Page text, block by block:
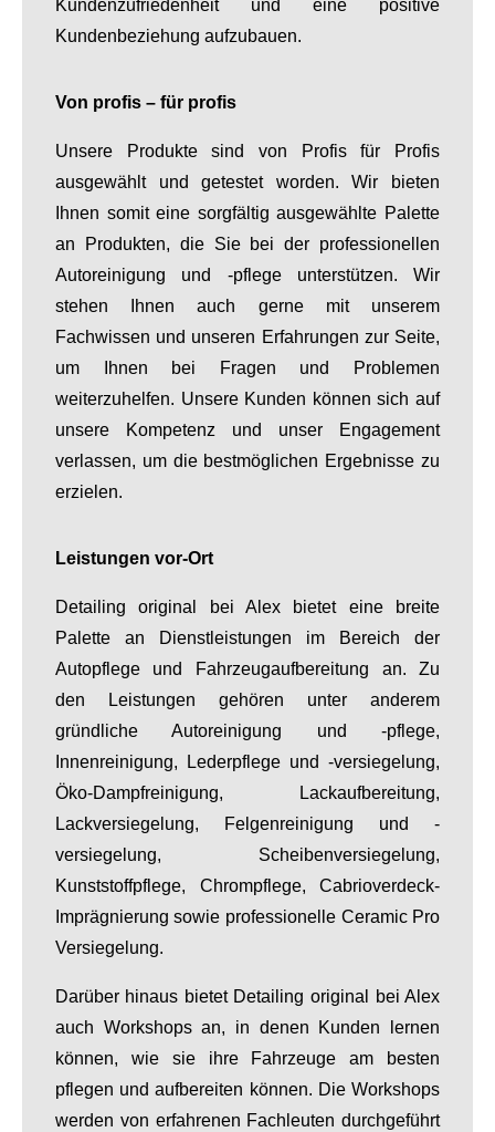
Kundenzufriedenheit und eine positive
Kundenbeziehung aufzubauen.
Von profis – für profis
Unsere Produkte sind von Profis für Profis
ausgewählt und getestet worden. Wir bieten
Ihnen somit eine sorgfältig ausgewählte Palette
an Produkten, die Sie bei der professionellen
Autoreinigung und -pflege unterstützen. Wir
stehen Ihnen auch gerne mit unserem
Fachwissen und unseren Erfahrungen zur Seite,
um Ihnen bei Fragen und Problemen
weiterzuhelfen. Unsere Kunden können sich auf
unsere Kompetenz und unser Engagement
verlassen, um die bestmöglichen Ergebnisse zu
erzielen.
Leistungen vor-Ort
Detailing original bei Alex bietet eine breite
Palette an Dienstleistungen im Bereich der
Autopflege und Fahrzeugaufbereitung an. Zu
den Leistungen gehören unter anderem
gründliche Autoreinigung und -pflege,
Innenreinigung, Lederpflege und -versiegelung,
Öko-Dampfreinigung, Lackaufbereitung,
Lackversiegelung, Felgenreinigung und -
versiegelung, Scheibenversiegelung,
Kunststoffpflege, Chrompflege, Cabrioverdeck-
Imprägnierung sowie professionelle Ceramic Pro
Versiegelung.
Darüber hinaus bietet Detailing original bei Alex
auch Workshops an, in denen Kunden lernen
können, wie sie ihre Fahrzeuge am besten
pflegen und aufbereiten können. Die Workshops
werden von erfahrenen Fachleuten durchgeführt